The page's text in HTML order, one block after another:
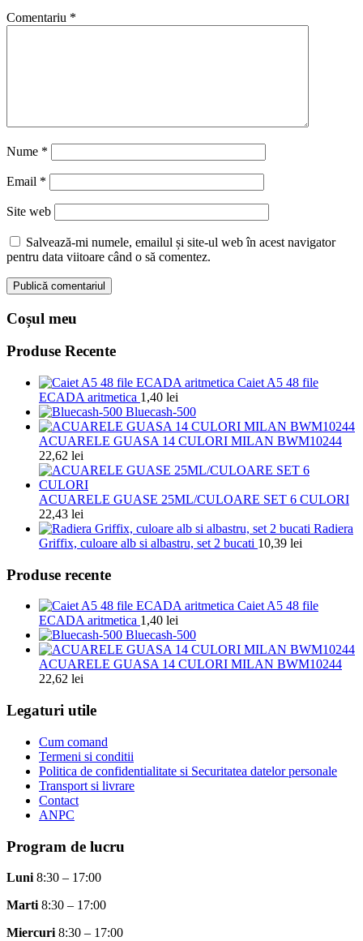
Comentariu *
Nume *
Email *
Site web
Salvează-mi numele, emailul și site-ul web în acest navigator
pentru data viitoare când o să comentez.
Coșul meu
Produse Recente
Caiet A5 48 file
ECADA aritmetica 1,40 lei
Bluecash-500
ACUARELE GUASA 14 CULORI MILAN BWM10244
22,62 lei
ACUARELE GUASE 25ML/CULOARE SET 6 CULORI
22,43 lei
Radiera
Griffix, culoare alb si albastru, set 2 bucati 10,39 lei
Produse recente
Caiet A5 48 file
ECADA aritmetica 1,40 lei
Bluecash-500
ACUARELE GUASA 14 CULORI MILAN BWM10244
22,62 lei
Legaturi utile
Cum comand
Termeni si conditii
Politica de confidentialitate si Securitatea datelor personale
Transport si livrare
Contact
ANPC
Program de lucru
Luni 8:30 – 17:00
Marti 8:30 – 17:00
Miercuri 8:30 – 17:00